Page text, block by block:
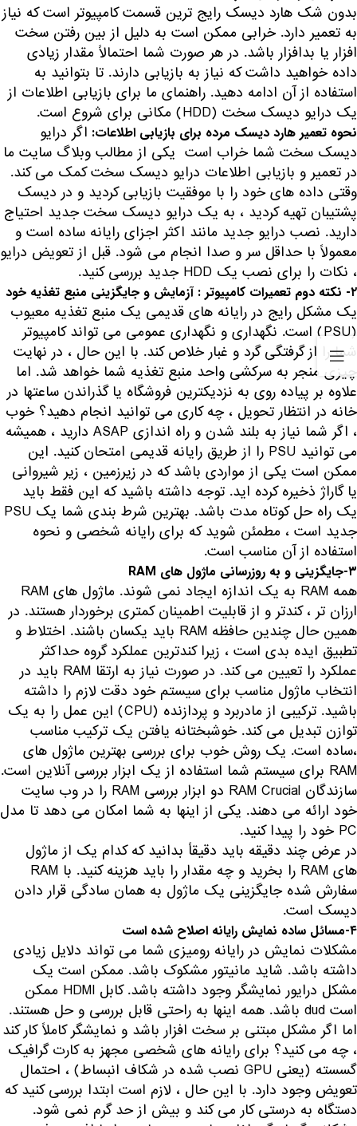
بدون شک هارد دیسک رایج ترین قسمت کامپیوتر است که نیاز
به تعمیر دارد. خرابی ممکن است به دلیل از بین رفتن سخت
افزار یا بدافزار باشد. در هر صورت شما احتمالاً مقدار زیادی
داده خواهید داشت که نیاز به بازیابی دارند. تا بتوانید به
استفاده از آن ادامه دهید. راهنمای ما برای بازیابی اطلاعات از
یک درایو دیسک سخت (HDD) مکانی برای شروع است.
نحوه تعمیر هارد دیسک مرده برای بازیابی اطلاعات: اگر درایو
دیسک سخت شما خراب است یکی از مطالب وبلاگ سایت ما
در تعمیر و بازیابی اطلاعات درایو دیسک سخت کمک می کند.
وقتی داده های خود را با موفقیت بازیابی کردید و در دیسک
پشتیبان تهیه کردید ، به یک درایو دیسک سخت جدید احتیاج
دارید. نصب درایو جدید مانند اکثر اجزای رایانه ساده است و
معمولاً با حداقل سر و صدا انجام می شود. قبل از تعویض درایو
، نکات را برای نصب یک HDD جدید بررسی کنید.
۲- نکته دوم تعمیرات کامپیوتر : آزمایش و جایگزینی منبع تغذیه خود
یک مشکل رایج در رایانه های قدیمی یک منبع تغذیه معیوب
(PSU) است. نگهداری و نگهداری عمومی می تواند کامپیوتر
شما را از گرفتگی گرد و غبار خلاص کند. با این حال ، در نهایت
چیزی منجر به سرکشی واحد منبع تغذیه شما خواهد شد. اما
علاوه بر پیاده روی به نزدیکترین فروشگاه یا گذراندن ساعتها در
خانه در انتظار تحویل ، چه کاری می توانید انجام دهید؟ خوب
، اگر شما نیاز به بلند شدن و راه اندازی ASAP دارید ، همیشه
می توانید PSU را از طریق رایانه قدیمی امتحان کنید. این
ممکن است یکی از مواردی باشد که در زیرزمین ، زیر شیروانی
یا گاراژ ذخیره کرده اید. توجه داشته باشید که این فقط باید
یک راه حل کوتاه مدت باشد. بهترین شرط بندی شما یک PSU
جدید است ، مطمئن شوید که برای رایانه شخصی و نحوه
استفاده از آن مناسب است.
۳-جایگزینی و به روزرسانی ماژول های RAM
همه RAM به یک اندازه ایجاد نمی شوند. ماژول های RAM
ارزان تر ، کندتر و از قابلیت اطمینان کمتری برخوردار هستند. در
همین حال چندین حافظه RAM باید یکسان باشند. اختلاط و
تطبیق ایده بدی است ، زیرا کندترین عملکرد گروه حداکثر
عملکرد را تعیین می کند. در صورت نیاز به ارتقا RAM باید در
انتخاب ماژول مناسب برای سیستم خود دقت لازم را داشته
باشید. ترکیبی از مادربرد و پردازنده (CPU) این عمل را به یک
توازن تبدیل می کند. خوشبختانه یافتن یک ترکیب مناسب
،ساده است. یک روش خوب برای بررسی بهترین ماژول های
RAM برای سیستم شما استفاده از یک ابزار بررسی آنلاین است.
سازندگان RAM Crucial دو ابزار بررسی RAM را در وب سایت
خود ارائه می دهند. یکی از اینها به شما امکان می دهد تا مدل
PC خود را پیدا کنید.
در عرض چند دقیقه باید دقیقاً بدانید که کدام یک از ماژول
های RAM را بخرید و چه مقدار را باید هزینه کنید. با RAM
سفارش شده جایگزینی یک ماژول به همان سادگی قرار دادن
دیسک است.
۴-مسائل ساده نمایش رایانه اصلاح شده است
مشکلات نمایش در رایانه رومیزی شما می تواند دلایل زیادی
داشته باشد. شاید مانیتور مشکوک باشد. ممکن است یک
مشکل درایور نمایشگر وجود داشته باشد. کابل HDMI ممکن
است dud باشد. همه اینها به راحتی قابل بررسی و حل هستند.
اما اگر مشکل مبتنی بر سخت افزار باشد و نمایشگر کاملاً کار کند
، چه می کنید؟ برای رایانه های شخصی مجهز به کارت گرافیک
گسسته (یعنی GPU نصب شده در شکاف انبساط) ، احتمال
تعویض وجود دارد. با این حال ، لازم است ابتدا بررسی کنید که
دستگاه به درستی کار می کند و بیش از حد گرم نمی شود.